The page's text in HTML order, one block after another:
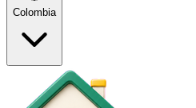
Colombia